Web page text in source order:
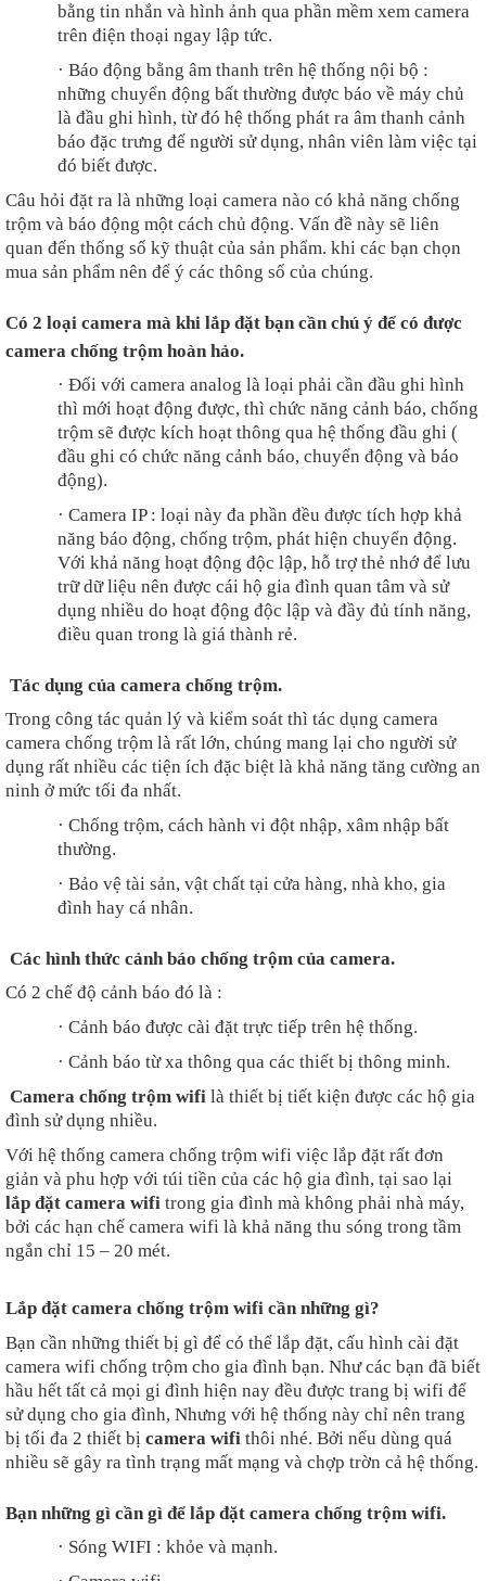
bằng tin nhắn và hình ảnh qua phần mềm xem camera
trên điện thoại ngay lập tức.
· Báo động bằng âm thanh trên hệ thống nội bộ :
những chuyển động bất thường được báo về máy chủ
là đầu ghi hình, từ đó hệ thống phát ra âm thanh cảnh
báo đặc trưng để người sử dụng, nhân viên làm việc tại
đó biết được.
Câu hỏi đặt ra là những loại camera nào có khả năng chống
trộm và báo động một cách chủ động. Vấn đề này sẽ liên
quan đến thống số kỹ thuật của sản phẩm. khi các bạn chọn
mua sản phẩm nên để ý các thông số của chúng.
Có 2 loại camera mà khi lắp đặt bạn cần chú ý để có được
camera chống trộm hoàn hảo.
· Đối với camera analog là loại phải cần đầu ghi hình
thì mới hoạt động được, thì chức năng cảnh báo, chống
trộm sẽ được kích hoạt thông qua hệ thống đầu ghi (
đầu ghi có chức năng cảnh báo, chuyển động và báo
động).
· Camera IP : loại này đa phần đều được tích hợp khả
năng báo động, chống trộm, phát hiện chuyển động.
Với khả năng hoạt động độc lập, hỗ trợ thẻ nhớ để lưu
trữ dữ liệu nên được cái hộ gia đình quan tâm và sử
dụng nhiều do hoạt động độc lập và đầy đủ tính năng,
điều quan trong là giá thành rẻ.
Tác dụng của camera chống trộm.
Trong công tác quản lý và kiểm soát thì tác dụng camera
camera chống trộm là rất lớn, chúng mang lại cho người sử
dụng rất nhiều các tiện ích đặc biệt là khả năng tăng cường an
ninh ở mức tối đa nhất.
· Chống trộm, cách hành vi đột nhập, xâm nhập bất
thường.
· Bảo vệ tài sản, vật chất tại cửa hàng, nhà kho, gia
đình hay cá nhân.
Các hình thức cảnh báo chống trộm của camera.
Có 2 chế độ cảnh báo đó là :
· Cảnh báo được cài đặt trực tiếp trên hệ thống.
· Cảnh báo từ xa thông qua các thiết bị thông minh.
Camera chống trộm wifi là thiết bị tiết kiện được các hộ gia
đình sử dụng nhiều.
Với hệ thống camera chống trộm wifi việc lắp đặt rất đơn
giản và phu hợp với túi tiền của các hộ gia đình, tại sao lại
lắp đặt camera wifi trong gia đình mà không phải nhà máy,
bởi các hạn chế camera wifi là khả năng thu sóng trong tầm
ngắn chỉ 15 – 20 mét.
Lắp đặt camera chống trộm wifi cần những gì?
Bạn cần những thiết bị gì để có thể lắp đặt, cấu hình cài đặt
camera wifi chống trộm cho gia đình bạn. Như các bạn đã biết
hầu hết tất cả mọi gi đình hiện nay đều được trang bị wifi để
sử dụng cho gia đình, Nhưng với hệ thống này chỉ nên trang
bị tối đa 2 thiết bị camera wifi thôi nhé. Bởi nếu dùng quá
nhiều sẽ gây ra tình trạng mất mạng và chợp trờn cả hệ thống.
Bạn những gì cần gì để lắp đặt camera chống trộm wifi.
· Sóng WIFI : khỏe và mạnh.